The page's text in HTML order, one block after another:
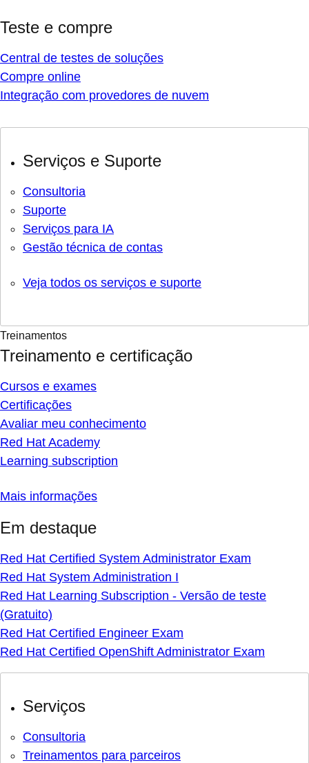
Teste e compre
Central de testes de soluções
Compre online
Integração com provedores de nuvem
Serviços e Suporte
Consultoria
Suporte
Serviços para IA
Gestão técnica de contas
Veja todos os serviços e suporte
Treinamentos
Treinamento e certificação
Cursos e exames
Certificações
Avaliar meu conhecimento
Red Hat Academy
Learning subscription
Mais informações
Em destaque
Red Hat Certified System Administrator Exam
Red Hat System Administration I
Red Hat Learning Subscription - Versão de teste
(Gratuito)
Red Hat Certified Engineer Exam
Red Hat Certified OpenShift Administrator Exam
Serviços
Consultoria
Treinamentos para parceiros